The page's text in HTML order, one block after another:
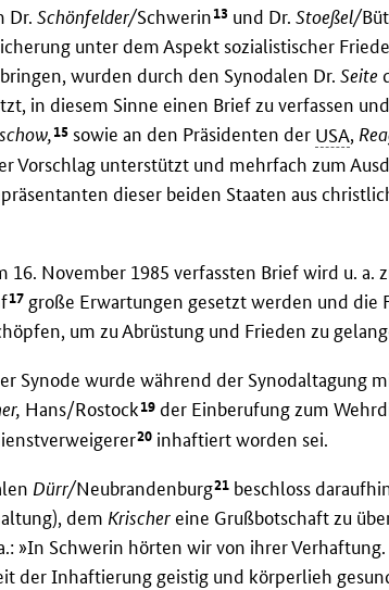
Dr.Schönfelder/Schwerin13 und Dr.Stoeßel/
unter dem Aspekt sozialistischer
wurden durch den Synodalen Dr.Seite
in diesem Sinne einen Brief zu verfassen
15 sowie an den Präsidenten der USA,
Vorschlag unterstützt und mehrfach zum
dieser beiden Staaten aus
November 1985 verfassten Brief wird u. a.
17 große Erwartungen gesetzt werden und die
um zu Abrüstung und Frieden zu
Synode wurde während der Synodaltagung
Hans/Rostock19 der Einberufung zum
20 inhaftiert worden sei.
Dürr/Neubrandenburg21 beschloss
dem Krischer eine Grußbotschaft zu
»In Schwerin hörten wir von ihrer
der Inhaftierung geistig und körperlieh